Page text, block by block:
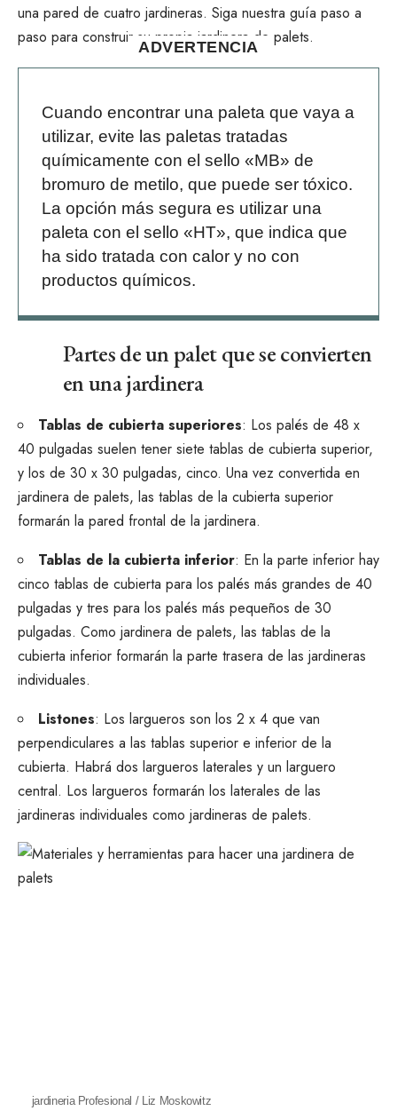
una pared de cuatro jardineras. Siga nuestra guía paso a
paso para construir su propia jardinera de palets.
ADVERTENCIA
Cuando encontrar una paleta que vaya a
utilizar, evite las paletas tratadas
químicamente con el sello «MB» de
bromuro de metilo, que puede ser tóxico.
La opción más segura es utilizar una
paleta con el sello «HT», que indica que
ha sido tratada con calor y no con
productos químicos.
Partes de un palet que se convierten
en una jardinera
Tablas de cubierta superiores: Los palés de 48 x
40 pulgadas suelen tener siete tablas de cubierta superior,
y los de 30 x 30 pulgadas, cinco. Una vez convertida en
jardinera de palets, las tablas de la cubierta superior
formarán la pared frontal de la jardinera.
Tablas de la cubierta inferior: En la parte inferior hay
cinco tablas de cubierta para los palés más grandes de 40
pulgadas y tres para los palés más pequeños de 30
pulgadas. Como jardinera de palets, las tablas de la
cubierta inferior formarán la parte trasera de las jardineras
individuales.
Listones: Los largueros son los 2 x 4 que van
perpendiculares a las tablas superior e inferior de la
cubierta. Habrá dos largueros laterales y un larguero
central. Los largueros formarán los laterales de las
jardineras individuales como jardineras de palets.
jardineria Profesional / Liz Moskowitz